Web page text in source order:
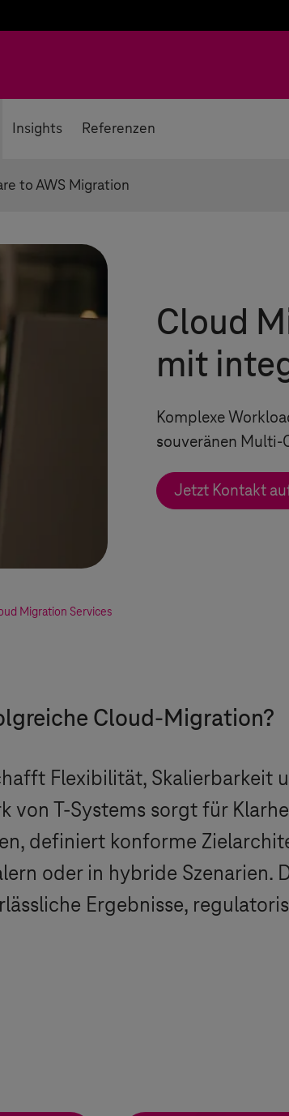
Insights Referenzen
to AWS Migration
Cloud
mit
Komplexe
souveränen Multi-
Jetzt Kontakt
Migration Services
Cloud-Migration?
Flexibilität, Skalierbarkeit
T‑Systems sorgt für
definiert konforme
oder in hybride Szenarien.
Ergebnisse,